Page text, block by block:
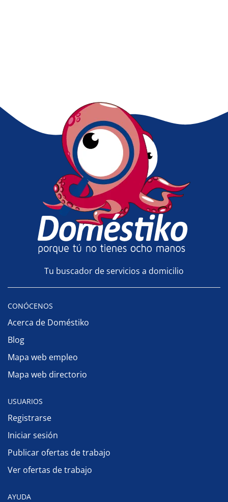
Tu buscador de servicios a domicilio
CONÓCENOS
Acerca de Doméstiko
Blog
Mapa web empleo
Mapa web directorio
USUARIOS
Registrarse
Iniciar sesión
Publicar ofertas de trabajo
Ver ofertas de trabajo
AYUDA